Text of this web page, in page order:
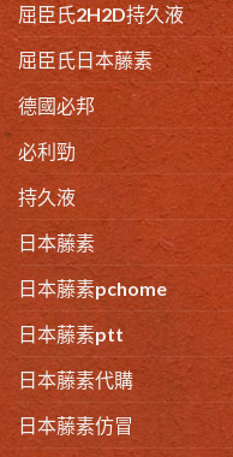
屈臣氏2H2D持久液
屈臣氏日本藤素
德國必邦
必利勁
持久液
日本藤素
日本藤素pchome
日本藤素ptt
日本藤素代購
日本藤素仿冒